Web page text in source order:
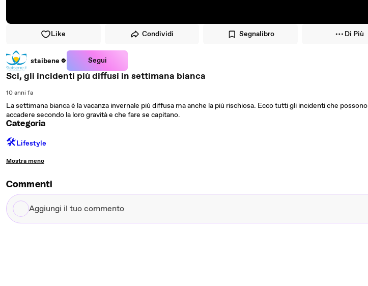
Like Condividi Segnalibro Di Più
staibene Segui
Sci, gli incidenti più diffusi in settimana bianca
10 anni fa
La settimana bianca è la vacanza invernale più diffusa ma anche la più rischiosa. Ecco tutti gli incidenti che possono
accadere secondo la loro gravità e che fare se capitano.
Categoria
🛠️Lifestyle
Mostra meno
Commenti
Aggiungi
il